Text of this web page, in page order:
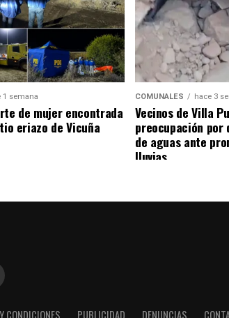
1 semana
de mujer encontrada
eriazo de Vicuña
COMUNALES hace 3
Vecinos de Villa
preocupación por
de aguas ante
lluvias